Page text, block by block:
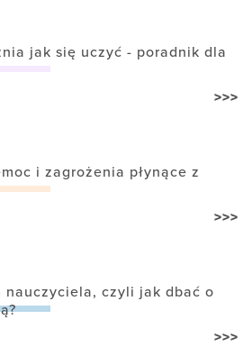
jak się uczyć - poradnik dla
>>>
i zagrożenia płynące z
>>>
nauczyciela, czyli jak dbać o
>>>